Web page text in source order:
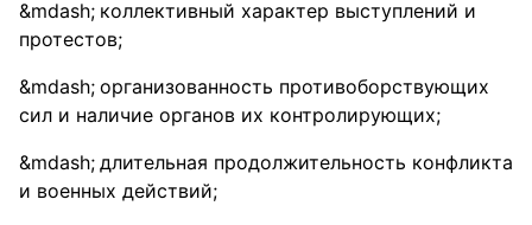
коллективный характер выступлений и
протестов;
организованность противоборствующих
сил и наличие органов их контролирующих;
длительная продолжительность конфликта
и военных действий;